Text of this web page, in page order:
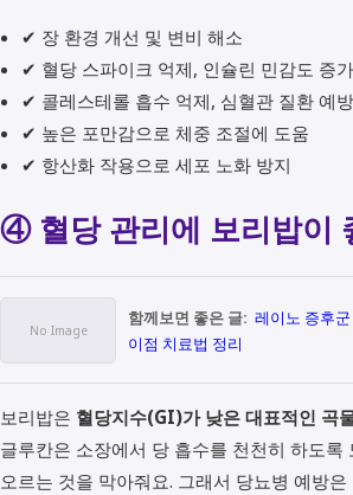
✔ 장 환경 개선 및 변비 해소
✔ 혈당 스파이크 억제, 인슐린 민감도 증가
✔ 콜레스테롤 흡수 억제, 심혈관 질환 예방
✔ 높은 포만감으로 체중 조절에 도움
✔ 항산화 작용으로 세포 노화 방지
④ 혈당 관리에 보리밥이
함께보면 좋은 글: 레이노 증후
이점 치료법 정리
보리밥은 혈당지수(GI)가 낮은 대표적인 곡
글루칸은 소장에서 당 흡수를 천천히 하도록
오르는 것을 막아줘요. 그래서 당뇨병 예방